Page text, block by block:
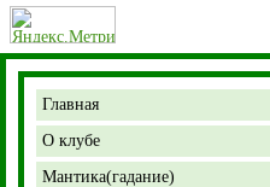
Главная
О клубе
Мантика(гадание)